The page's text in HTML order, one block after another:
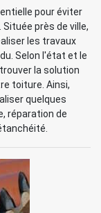
pour éviter
près de ville,
les travaux
Selon l'état et le
la solution
toiture. Ainsi,
quelques
réparation de